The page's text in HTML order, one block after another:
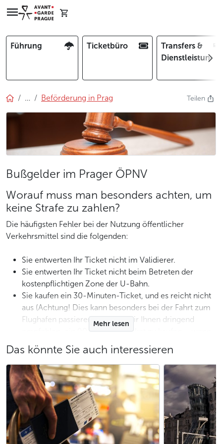
Führung Ticketbüro
Transfers &
… Beförderung in Prag Teilen
Bußgelder im Prager ÖPNV
Worauf muss man besonders achten, um
keine Strafe zu zahlen?
Die häufigsten Fehler bei der Nutzung öffentlicher
Verkehrsmittel sind die folgenden:
Sie entwerten Ihr Ticket nicht im Validierer.
Sie entwerten Ihr Ticket nicht beim Betreten der
kostenpflichtigen Zone der U-Bahn.
Sie kaufen ein 30-Minuten-Ticket, und es reicht nicht
aus (Achtung! Dies kann besonders bei der Fahrt zum
Flughafen passieren, weshalb wir Ihnen dringend
empfehlen, ein 90-Minuten-Ticket zu kaufen – wenn
Ihr Ziel nicht innerhalb von 30 Minuten erreichen, sind
Sie leider verpflichtet, ein weiteres Ticket zu kaufen).
Was passiert, wenn Sie ein Kontrolleur im
Prager ÖPNV ohne gültigen Fahrausweis
erwischt?
Wenn Sie ohne gültiges Ticket kontrolliert werden, müssen
Sie eine Geldstrafe zahlen. Es hat keinen Zweck, dem
Mehr lesen
Das könnte Sie auch interessieren